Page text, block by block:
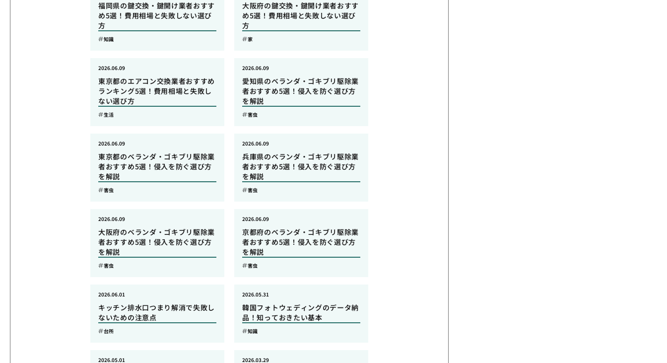
福岡県の鍵交換・鍵開け業者おすす
め5選！費用相場と失敗しない選び
方
知識
大阪府の鍵交換・鍵開け業者おすす
め5選！費用相場と失敗しない選び
方
家
東京都のエアコン交換業者おすすめ
ランキング5選！費用相場と失敗し
ない選び方
2026.06.09
生活
愛知県のベランダ・ゴキブリ駆除業
者おすすめ5選！侵入を防ぐ選び方
を解説
2026.06.09
害虫
東京都のベランダ・ゴキブリ駆除業
者おすすめ5選！侵入を防ぐ選び方
を解説
2026.06.09
害虫
兵庫県のベランダ・ゴキブリ駆除業
者おすすめ5選！侵入を防ぐ選び方
を解説
2026.06.09
害虫
大阪府のベランダ・ゴキブリ駆除業
者おすすめ5選！侵入を防ぐ選び方
を解説
2026.06.09
害虫
京都府のベランダ・ゴキブリ駆除業
者おすすめ5選！侵入を防ぐ選び方
を解説
2026.06.09
害虫
キッチン排水口つまり解消で失敗し
ないための注意点
2026.06.01
台所
韓国フォトウェディングのデータ納
品！知っておきたい基本
2026.05.31
知識
2026.05.01 2026.03.29